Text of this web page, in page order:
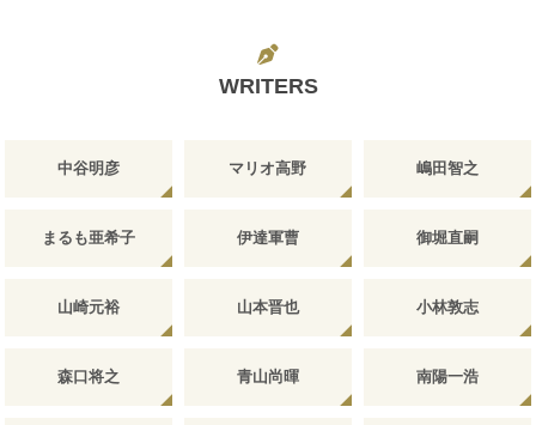
WRITERS
中谷明彦 マリオ高野 嶋田智之
まるも亜希子 伊達軍曹 御堀直嗣
山崎元裕 山本晋也 小林敦志
森口将之 青山尚暉 南陽一浩